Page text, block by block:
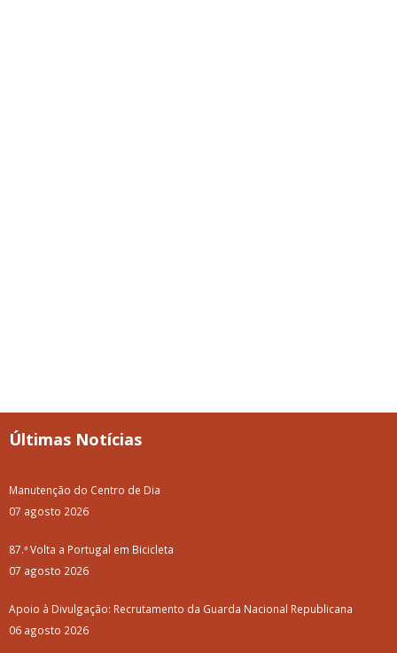
Últimas Notícias
Manutenção do Centro de Dia
07 agosto 2026
87.ª Volta a Portugal em Bicicleta
07 agosto 2026
Apoio à Divulgação: Recrutamento da Guarda Nacional Republicana
06 agosto 2026